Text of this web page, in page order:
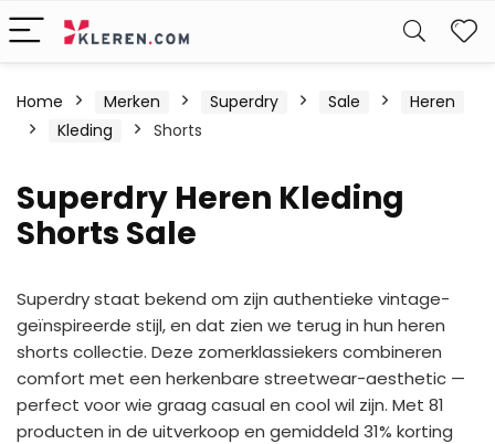
Home Merken Superdry Sale
Heren
Kleding
Shorts
Superdry Heren Kleding
Shorts Sale
Superdry staat bekend om zijn authentieke vintage-
geïnspireerde stijl, en dat zien we terug in hun heren
shorts collectie. Deze zomerklassiekers combineren
comfort met een herkenbare streetwear-aesthetic —
perfect voor wie graag casual en cool wil zijn. Met 81
producten in de uitverkoop en gemiddeld 31% korting